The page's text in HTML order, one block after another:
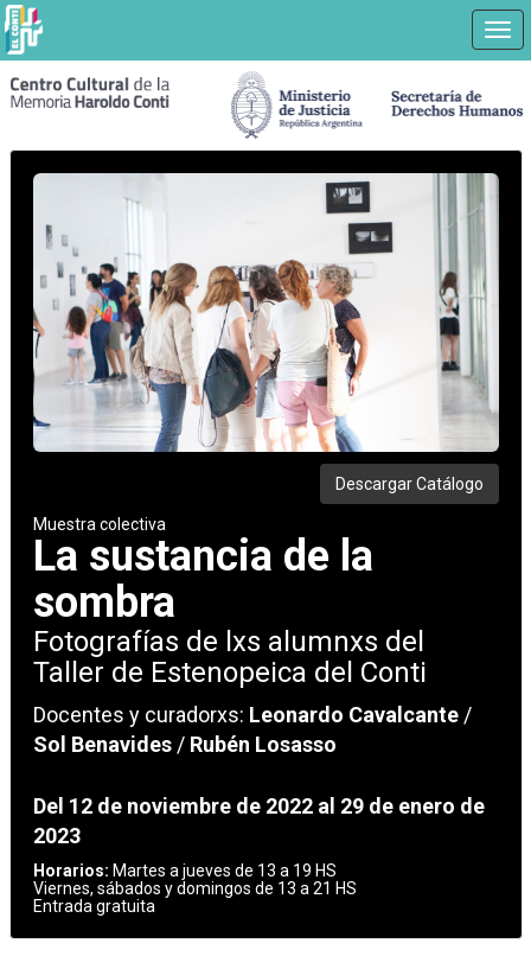
Descargar Catálogo
Muestra colectiva
La sustancia de la
sombra
Fotografías de lxs alumnxs del
Taller de Estenopeica del Conti
Docentes y curadorxs: Leonardo Cavalcante/
Sol Benavides/ Rubén Losasso
Del 12 de noviembre de 2022 al 29 de enero de
2023
Horarios: Martes a jueves de 13 a 19 HS
Viernes, sábados y domingos de 13 a 21 HS
Entrada gratuita